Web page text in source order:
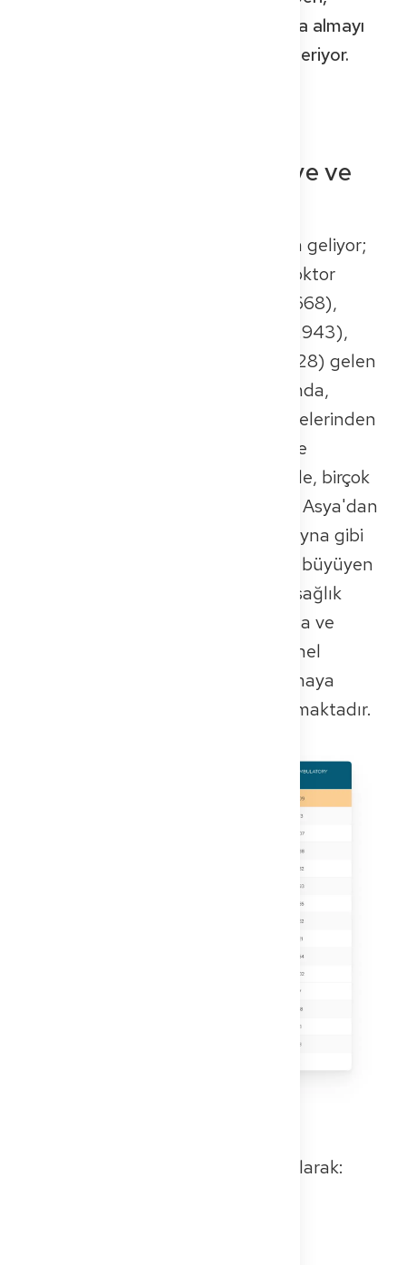
ruhsat almayı, vizeyi güvence altına almayı
ve ilk işine girmeyi tam olarak gösteriyor.
Menşe Ülkeleri: AB, Suriye ve
Açık ara en büyük grup Suriye'den geliyor;
şu anda 6.100'den fazla Suriyeli doktor
görev yapıyor, bunu Romanya (4.668),
Avusturya (2.993), Yunanistan (2.943),
Rusya (2.941) ve Türkiye'den (2.628) gelen
yüksek sayılar takip ediyor. Toplamda,
yaklaşık 39.000 doktor Avrupa ülkelerinden
geliyor – bunların 24.300'ü AB üye
devletlerinden. Avrupa'nın ötesinde, birçok
doktor Orta Doğu, Kuzey Afrika ve Asya'dan
geliyor; özellikle Mısır, İran ve Ukrayna gibi
ülkelerden güçlü bir temsil var. Bu büyüyen
uluslararası iş gücü, Almanya'nın sağlık
sisteminde, özellikle kırsal alanlarda ve
hastane ortamlarında, tıbbi personel
açığındaki kritik boşlukları doldurmaya
yardımcı olarak hayati bir rol oynamaktadır.
En önemli menşe ülkeleri detaylı olarak: